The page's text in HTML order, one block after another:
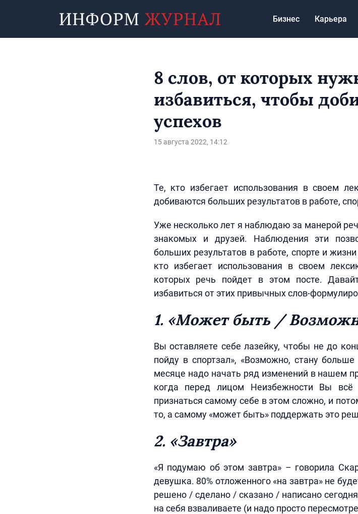
Бизнес Карьера
8 слов, от которых
избавиться, чтобы
успехов
15 августа 2022, 14:12
Те, кто избегает использования в своем
добиваются больших результатов в работе,
Уже несколько лет я наблюдаю за манерой
знакомых и друзей. Наблюдения эти
больших результатов в работе, спорте и
кто избегает использования в своем
которых речь пойдет в этом посте.
избавиться от этих привычных слов-
1. «Может быть /
Вы оставляете себе лазейку, чтобы не до
пойду в спортзал», «Возможно, стану
месяце надо начать ряд изменений в нашем
когда перед лицом Неизбежности Вы всё
признаться самому себе в этом сложно, и
то, а самому «может быть» поддержать это
2. «Завтра»
«Я подумаю об этом завтра» – говорила
девушка. 80% отложенного «на завтра» не
решено / сделано / сказано / написано
на себя взваливаете (и надо просто